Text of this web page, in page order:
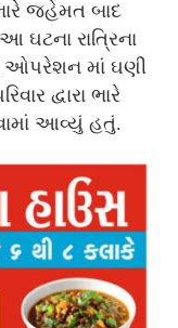
જહેમત બાદ
ઘટના રાત્રિના
ઓપરેશન માં ઘણી
દ્વારા ભારે
આવ્યું હતું.